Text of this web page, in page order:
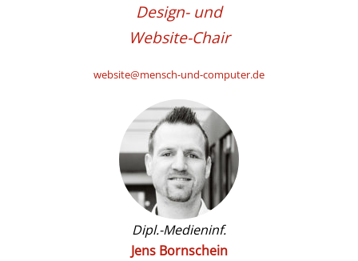
Design- und
Website-Chair
website@mensch-und-computer.de
Dipl.-Medieninf.
Jens Bornschein